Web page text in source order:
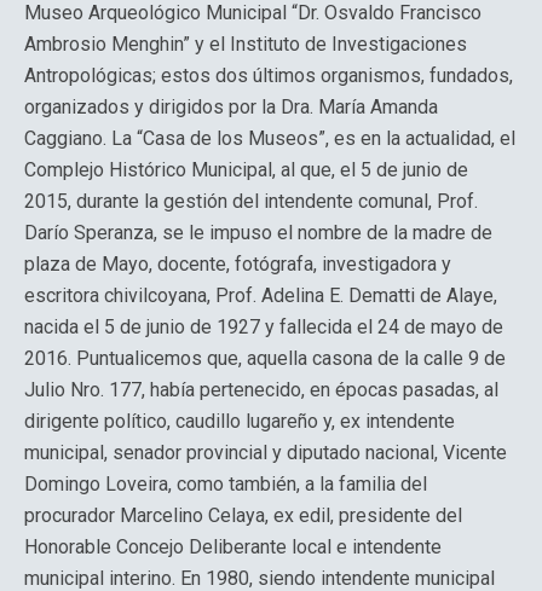
Museo Arqueológico Municipal “Dr. Osvaldo Francisco
Ambrosio Menghin” y el Instituto de Investigaciones
Antropológicas; estos dos últimos organismos, fundados,
organizados y dirigidos por la Dra. María Amanda
Caggiano. La “Casa de los Museos”, es en la actualidad, el
Complejo Histórico Municipal, al que, el 5 de junio de
2015, durante la gestión del intendente comunal, Prof.
Darío Speranza, se le impuso el nombre de la madre de
plaza de Mayo, docente, fotógrafa, investigadora y
escritora chivilcoyana, Prof. Adelina E. Dematti de Alaye,
nacida el 5 de junio de 1927 y fallecida el 24 de mayo de
2016. Puntualicemos que, aquella casona de la calle 9 de
Julio Nro. 177, había pertenecido, en épocas pasadas, al
dirigente político, caudillo lugareño y, ex intendente
municipal, senador provincial y diputado nacional, Vicente
Domingo Loveira, como también, a la familia del
procurador Marcelino Celaya, ex edil, presidente del
Honorable Concejo Deliberante local e intendente
municipal interino. En 1980, siendo intendente municipal